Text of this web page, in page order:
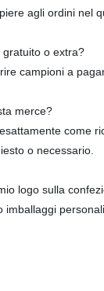
agli ordini nel
o extra?
campioni a
merce?
come
o necessario.
logo sulla
imballaggi